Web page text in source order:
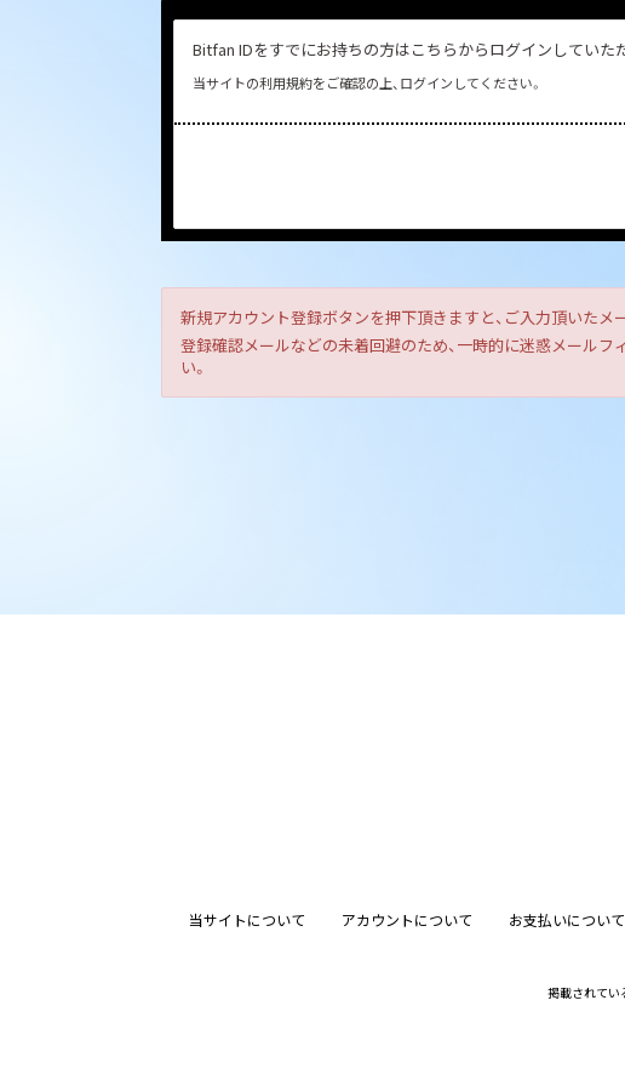
Bitfan IDをすでにお持ちの方はこちらからログインしていた
当サイトの利用規約をご確認の上、ログインしてください。
新規アカウント登録ボタンを押下頂きますと、ご入力頂いたメ
登録確認メールなどの未着回避のため、一時的に迷惑メール
い。
当サイトについて アカウントについて お支払いについて
掲載されてい